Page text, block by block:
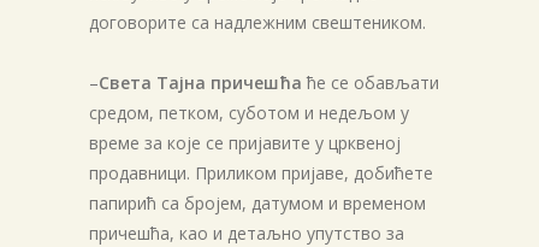
договорите са надлежним свештеником.
–Света Тајна причешћа ће се обављати
средом, петком, суботом и недељом у
време за које се пријавите у црквеној
продавници. Приликом пријаве, добићете
папирић са бројем, датумом и временом
причешћа, као и детаљно упутство за